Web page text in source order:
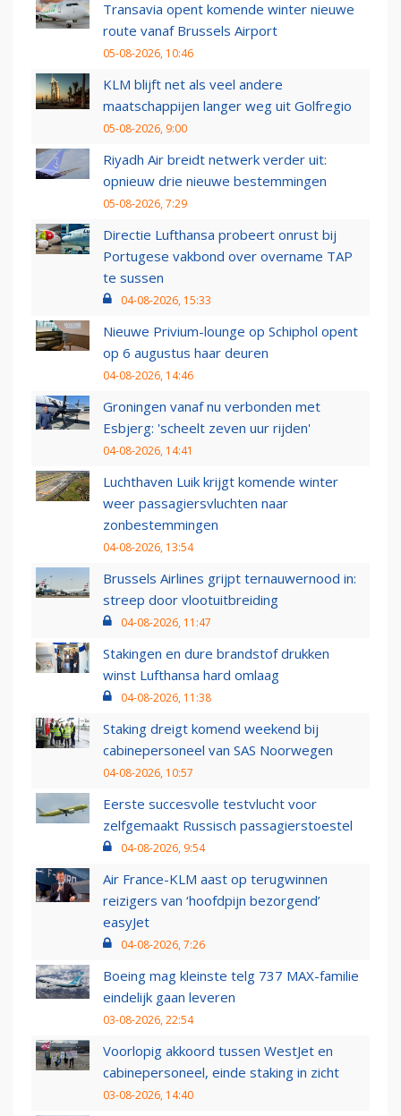
Transavia opent komende winter nieuwe
route vanaf Brussels Airport
05-08-2026, 10:46
KLM blijft net als veel andere
maatschappijen langer weg uit Golfregio
05-08-2026, 9:00
Riyadh Air breidt netwerk verder uit:
opnieuw drie nieuwe bestemmingen
05-08-2026, 7:29
Directie Lufthansa probeert onrust bij
Portugese vakbond over overname TAP
te sussen
04-08-2026, 15:33
Nieuwe Privium-lounge op Schiphol opent
op 6 augustus haar deuren
04-08-2026, 14:46
Groningen vanaf nu verbonden met
Esbjerg: 'scheelt zeven uur rijden'
04-08-2026, 14:41
Luchthaven Luik krijgt komende winter
weer passagiersvluchten naar
zonbestemmingen
04-08-2026, 13:54
Brussels Airlines grijpt ternauwernood in:
streep door vlootuitbreiding
04-08-2026, 11:47
Stakingen en dure brandstof drukken
winst Lufthansa hard omlaag
04-08-2026, 11:38
Staking dreigt komend weekend bij
cabinepersoneel van SAS Noorwegen
04-08-2026, 10:57
Eerste succesvolle testvlucht voor
zelfgemaakt Russisch passagierstoestel
04-08-2026, 9:54
Air France-KLM aast op terugwinnen
reizigers van ‘hoofdpijn bezorgend’
easyJet
04-08-2026, 7:26
Boeing mag kleinste telg 737 MAX-familie
eindelijk gaan leveren
03-08-2026, 22:54
Voorlopig akkoord tussen WestJet en
cabinepersoneel, einde staking in zicht
03-08-2026, 14:40